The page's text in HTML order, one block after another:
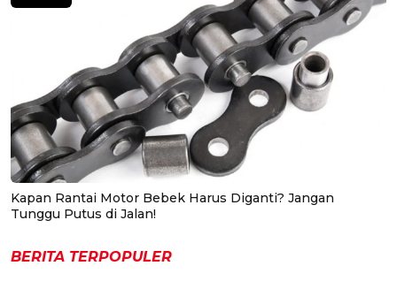
Kapan Rantai Motor Bebek Harus Diganti? Jangan
Tunggu Putus di Jalan!
BERITA TERPOPULER